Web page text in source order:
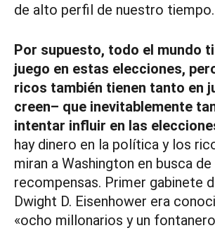
de alto perfil de nuestro tiempo.
Por supuesto, todo el mundo
juego en estas elecciones,
ricos también tienen tanto en
creen– que inevitablemente
intentar influir en las
hay dinero en la política y los
miran a Washington en busca de
recompensas. Primer gabinete
Dwight D. Eisenhower era
«ocho millonarios y un